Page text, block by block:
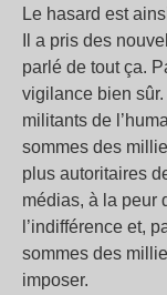
Le hasard est
Il a pris des
parlé de tout ça.
vigilance bien
militants de
sommes des
plus autoritaires
médias, à la peur
l’indifférence et,
sommes des
imposer.